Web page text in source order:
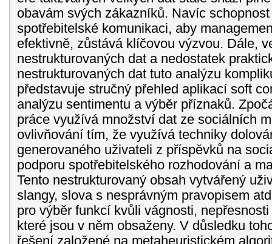
obavám svých zákazníků. Navíc
spotřebitelské komunikaci, aby
efektivně, zůstává klíčovou výzvou. Dále,
nestrukturovaných dat a nedostatek
nestrukturovaných dat tuto analýzu
představuje stručný přehled aplikací soft
analýzu sentimentu a výběr příznaků.
práce využívá množství dat ze sociálních
ovlivňování tím, že využívá techniky
generovaného uživateli z příspěvků na
podporu spotřebitelského rozhodování a
Tento nestrukturovaný obsah vytvářený
slangy, slova s nesprávným pravopisem
pro výběr funkcí kvůli vágnosti,
které jsou v něm obsaženy. V důsledku
řešení založené na metaheuristickém